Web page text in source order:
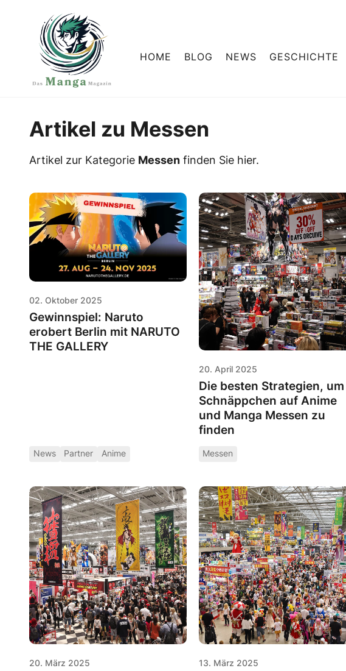
HOME BLOG NEWS GESCHICHTE
Artikel zu Messen
Artikel zur Kategorie Messen finden Sie hier.
02. Oktober 2025
Gewinnspiel: Naruto
erobert Berlin mit NARUTO
THE GALLERY
News Partner Anime
20. April 2025
Die besten Strategien, um
Schnäppchen auf Anime
und Manga Messen zu
finden
Messen
20. März 2025 13. März 2025